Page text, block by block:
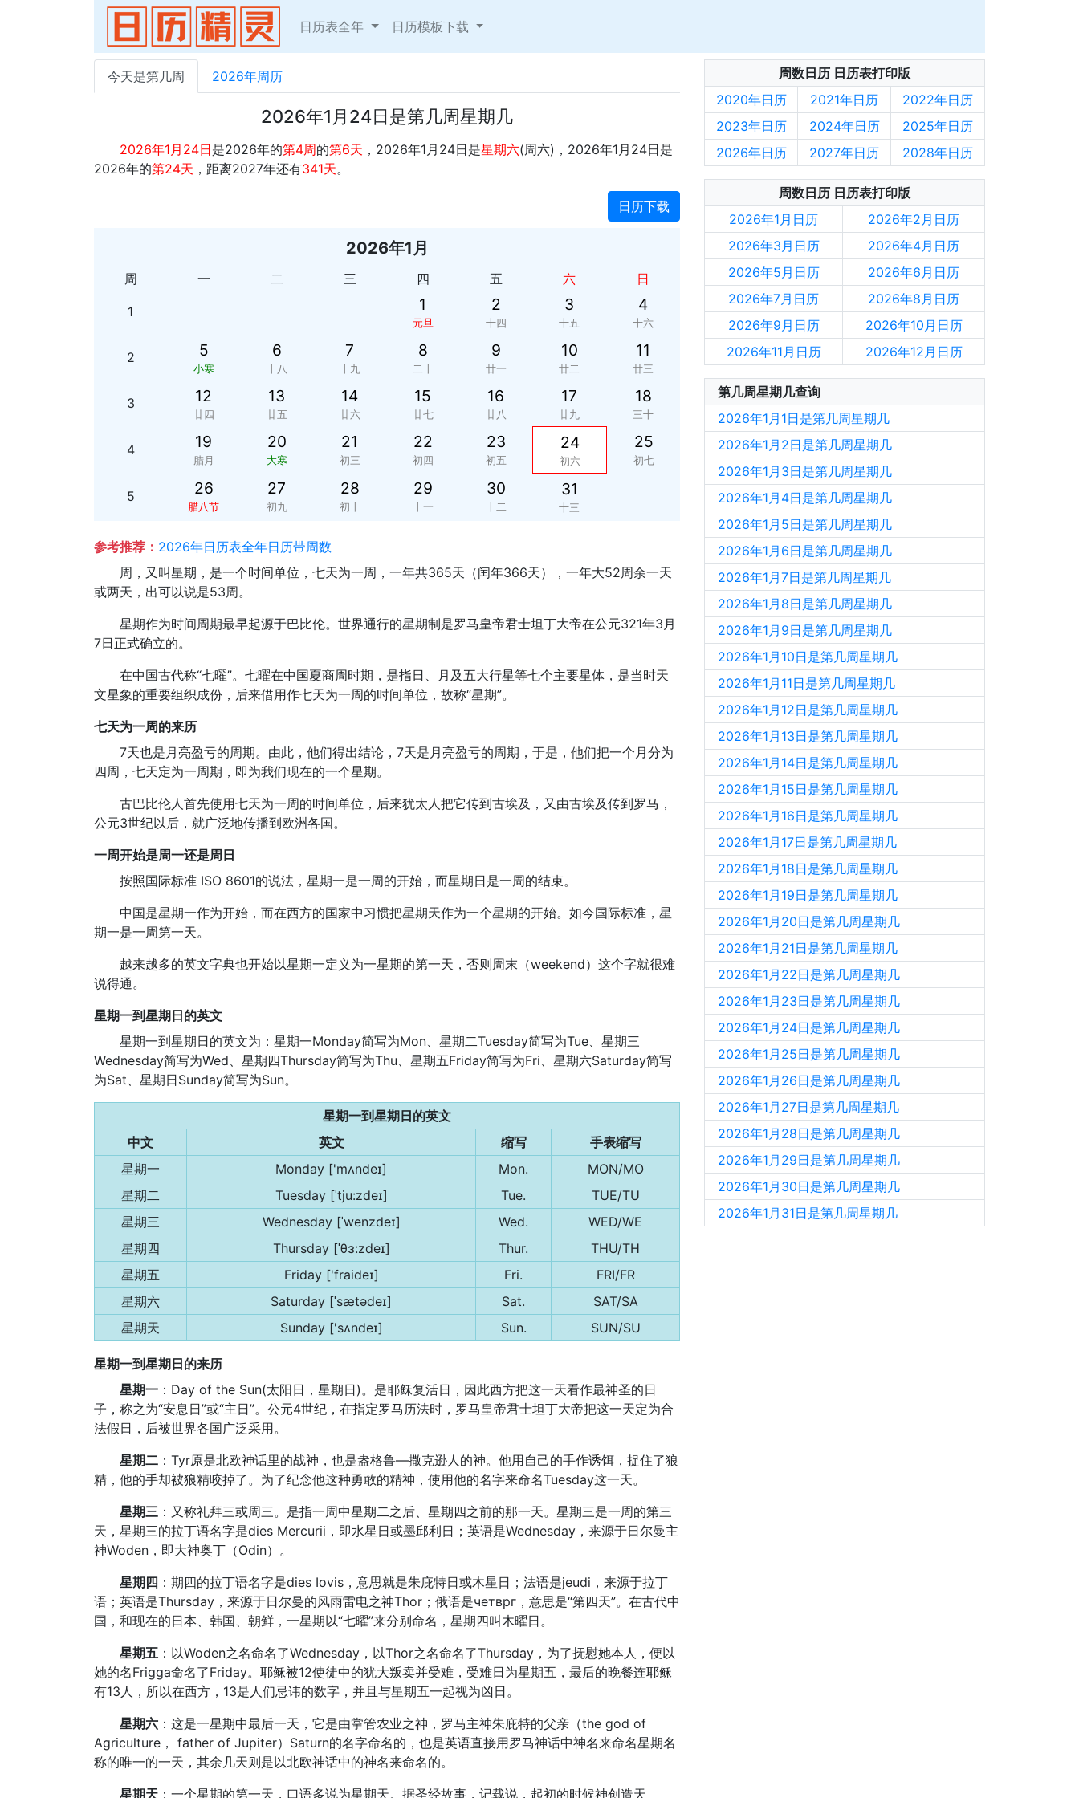
日历表全年 日历模板下载
今天是第几周 2026年周历
2026年1月24日是第几周星期几
2026年1月24日是2026年的第4周的第6天 ，2026年1月24日是星期六(周六)，2026年1月24日是
2026年的第24天 ，距离2027年还有341天。
日历下载
2026年1月
周 一 二 三 四 五 六 日
1 1
元旦
2
十四
3
十五
4
十六
2 5
小寒
6
十八
7
十九
8
二十
9
廿一
10
廿二
11
廿三
3 12
廿四
13
廿五
14
廿六
15
廿七
16
廿八
17
廿九
18
三十
4 19
腊月
20
大寒
21
初三
22
初四
23
初五
24
初六
25
初七
5 26
腊八节
27
初九
28
初十
29
十一
30
十二
31
十三
参考推荐： 2026年日历表全年日历带周数
周，又叫星期，是一个时间单位，七天为一周，一年共365天（闰年366天），一年大52周余一天
或两天，出可以说是53周。
星期作为时间周期最早起源于巴比伦。世界通行的星期制是罗马皇帝君士坦丁大帝在公元321年3月
7日正式确立的。
在中国古代称“七曜”。七曜在中国夏商周时期，是指日、月及五大行星等七个主要星体，是当时天
文星象的重要组织成份，后来借用作七天为一周的时间单位，故称“星期”。
七天为一周的来历
7天也是月亮盈亏的周期。由此，他们得出结论，7天是月亮盈亏的周期，于是，他们把一个月分为
四周，七天定为一周期，即为我们现在的一个星期。
古巴比伦人首先使用七天为一周的时间单位，后来犹太人把它传到古埃及，又由古埃及传到罗马，
公元3世纪以后，就广泛地传播到欧洲各国。
一周开始是周一还是周日
按照国际标准 ISO 8601的说法，星期一是一周的开始，而星期日是一周的结束。
中国是星期一作为开始，而在西方的国家中习惯把星期天作为一个星期的开始。如今国际标准，星
期一是一周第一天。
越来越多的英文字典也开始以星期一定义为一星期的第一天，否则周末（weekend）这个字就很难
说得通。
星期一到星期日的英文
星期一到星期日的英文为：星期一Monday简写为Mon、星期二Tuesday简写为Tue、星期三
Wednesday简写为Wed、星期四Thursday简写为Thu、星期五Friday简写为Fri、星期六Saturday简写
为Sat、星期日Sunday简写为Sun。
星期一到星期日的英文
中文
英文 缩写
手表缩写
星期一
Monday ['mʌndeɪ] Mon.
MON/MO
星期二
Tuesday [ˈtju:zdeɪ] Tue.
TUE/TU
星期三
Wednesday [ˈwenzdeɪ] Wed.
WED/WE
星期四
Thursday [ˈθɜ:zdeɪ] Thur.
THU/TH
星期五
Friday ['fraideɪ] Fri.
FRI/FR
星期六
Saturday [ˈsætədeɪ] Sat.
SAT/SA
星期天
Sunday ['sʌndeɪ] Sun. SUN/SU
星期一到星期日的来历
星期一 ：Day of the Sun(太阳日，星期日)。是耶稣复活日，因此西方把这一天看作最神圣的日
子，称之为“安息日”或“主日”。公元4世纪，在指定罗马历法时，罗马皇帝君士坦丁大帝把这一天定为合
法假日，后被世界各国广泛采用。
星期二 ：Tyr原是北欧神话里的战神，也是盎格鲁—撒克逊人的神。他用自己的手作诱饵，捉住了狼
精，他的手却被狼精咬掉了。为了纪念他这种勇敢的精神，使用他的名字来命名Tuesday这一天。
星期三 ：又称礼拜三或周三。是指一周中星期二之后、星期四之前的那一天。星期三是一周的第三
天，星期三的拉丁语名字是dies Mercurii，即水星日或墨邱利日；英语是Wednesday，来源于日尔曼主
神Woden，即大神奥丁（Odin）。
星期四 ：期四的拉丁语名字是dies Iovis，意思就是朱庇特日或木星日；法语是jeudi，来源于拉丁
语；英语是Thursday，来源于日尔曼的风雨雷电之神Thor；俄语是четврг，意思是“第四天”。在古代中
国，和现在的日本、韩国、朝鲜，一星期以“七曜”来分别命名，星期四叫木曜日。
星期五 ：以Woden之名命名了Wednesday，以Thor之名命名了Thursday，为了抚慰她本人，便以
她的名Frigga命名了Friday。耶稣被12使徒中的犹大叛卖并受难，受难日为星期五，最后的晚餐连耶稣
有13人，所以在西方，13是人们忌讳的数字，并且与星期五一起视为凶日。
星期六 ：这是一星期中最后一天，它是由掌管农业之神，罗马主神朱庇特的父亲（the god of
Agriculture， father of Jupiter）Saturn的名字命名的，也是英语直接用罗马神话中神名来命名星期名
称的唯一的一天，其余几天则是以北欧神话中的神名来命名的。
星期天 ：一个星期的第一天，口语多说为星期天。据圣经故事，记载说，起初的时候神创造天
周数日历 日历表打印版
2020年日历
2021年日历
2022年日历
2023年日历
2024年日历
2025年日历
2026年日历
2027年日历 2028年日历
周数日历 日历表打印版
2026年1月日历
2026年2月日历
2026年3月日历
2026年4月日历
2026年5月日历
2026年6月日历
2026年7月日历
2026年8月日历
2026年9月日历
2026年10月日历
2026年11月日历
2026年12月日历
第几周星期几查询
2026年1月1日是第几周星期几
2026年1月2日是第几周星期几
2026年1月3日是第几周星期几
2026年1月4日是第几周星期几
2026年1月5日是第几周星期几
2026年1月6日是第几周星期几
2026年1月7日是第几周星期几
2026年1月8日是第几周星期几
2026年1月9日是第几周星期几
2026年1月10日是第几周星期几
2026年1月11日是第几周星期几
2026年1月12日是第几周星期几
2026年1月13日是第几周星期几
2026年1月14日是第几周星期几
2026年1月15日是第几周星期几
2026年1月16日是第几周星期几
2026年1月17日是第几周星期几
2026年1月18日是第几周星期几
2026年1月19日是第几周星期几
2026年1月20日是第几周星期几
2026年1月21日是第几周星期几
2026年1月22日是第几周星期几
2026年1月23日是第几周星期几
2026年1月24日是第几周星期几
2026年1月25日是第几周星期几
2026年1月26日是第几周星期几
2026年1月27日是第几周星期几
2026年1月28日是第几周星期几
2026年1月29日是第几周星期几
2026年1月30日是第几周星期几
2026年1月31日是第几周星期几